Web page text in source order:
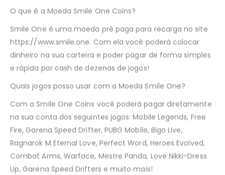
O que é a Moeda Smile One Coins?
Smile One é uma moeda pré paga para recarga no site
https://www.smile.one. Com ela você poderá colocar
dinheiro na sua carteira e poder pagar de forma simples
e rápida por cash de dezenas de jogos!
Quais jogos posso usar com a Moeda Smile One?
Com a Smile One Coins você poderá pagar diretamente
na sua conta dos seguintes jogos: Mobile Legends, Free
Fire, Garena Speed Drifter, PUBG Mobile, Bigo Live,
Ragnarok M Eternal Love, Perfect Word, Heroes Evolved,
Combat Arms, Warface, Mestre Panda, Love Nikki-Dress
Up, Garena Speed Drifters e muito mais!